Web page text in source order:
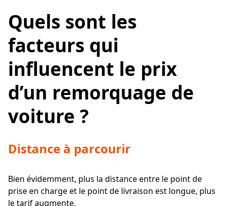
Quels sont les
facteurs qui
influencent le prix
d’un remorquage de
voiture ?
Distance à parcourir
Bien évidemment, plus la distance entre le point de
prise en charge et le point de livraison est longue, plus
le tarif augmente.